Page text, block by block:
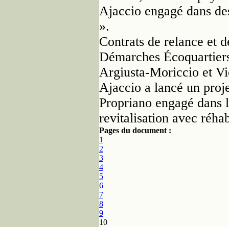
Ajaccio engagé dans
».
Contrats de relance et
Démarches
Argiusta-Moriccio et
Ajaccio a lancé un
Propriano engagé
revitalisation avec
Pages du document :
1
2
3
4
5
6
7
8
9
10